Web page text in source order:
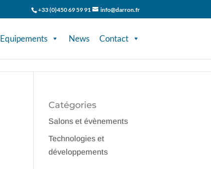
+33 (0)450 69 59 91 info@darron.fr
Equipements News Contact
Catégories
Salons et évènements
Technologies et
développements